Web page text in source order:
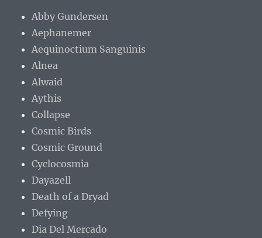
Abby Gundersen
Aephanemer
Aequinoctium Sanguinis
Alnea
Alwaid
Aythis
Collapse
Cosmic Birds
Cosmic Ground
Cyclocosmia
Dayazell
Death of a Dryad
Defying
Dia Del Mercado